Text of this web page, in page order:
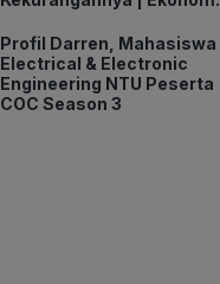
Profil Darren, Mahasiswa
Electrical & Electronic
Engineering NTU Peserta
COC Season 3